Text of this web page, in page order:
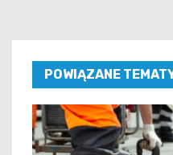
POWIĄZANE